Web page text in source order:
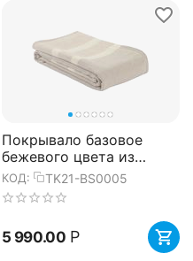
Покрывало базовое
бежевого цвета из
коллекции Ethnic,
180х250 см, Tkano
КОД: TK21-BS0005
5 990.00 Р